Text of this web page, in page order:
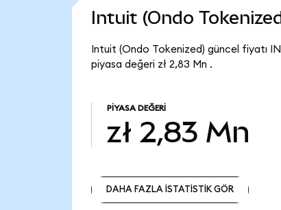
Intuit (Ondo
Intuit (Ondo Tokenized) güncel fiyatı
piyasa değeri zł 2,83 Mn .
PIYASA DEĞERI
zł 2,83 Mn
DAHA FAZLA İSTATİSTİK GÖR